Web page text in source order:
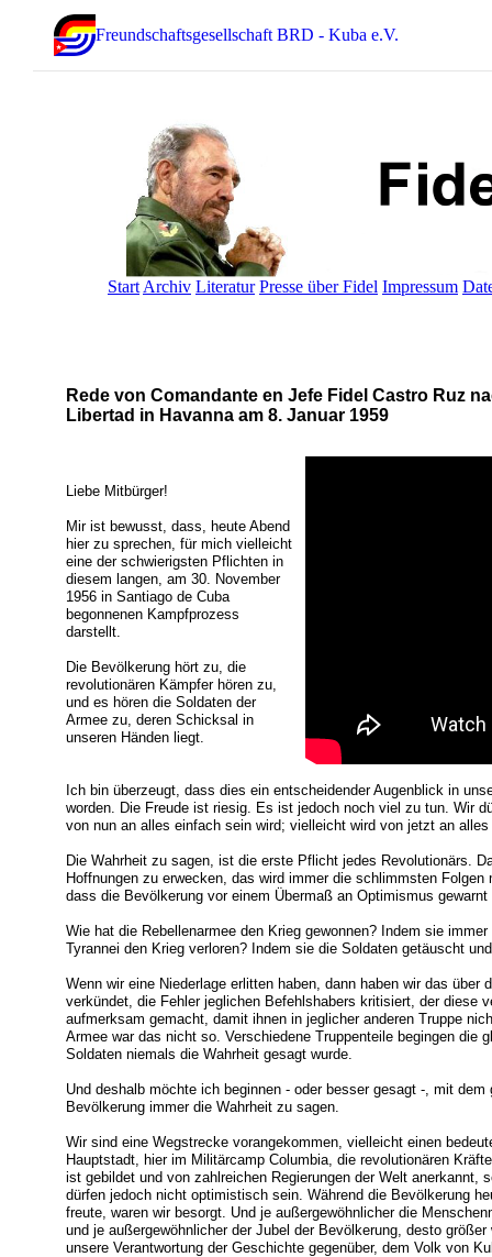
Freundschaftsgesellschaft BRD - Kuba e.V.
Start Archiv Literatur Presse über Fidel Impressum
Rede von Comandante en Jefe Fidel Castro Ruz
Libertad in Havanna am 8. Januar 1959
Liebe Mitbürger!
Mir ist bewusst, dass, heute Abend
hier zu sprechen, für mich vielleicht
eine der schwierigsten Pflichten in
diesem langen, am 30. November
1956 in Santiago de Cuba
begonnenen Kampfprozess
darstellt.
Die Bevölkerung hört zu, die
revolutionären Kämpfer hören zu,
und es hören die Soldaten der
Armee zu, deren Schicksal in
unseren Händen liegt.
Ich bin überzeugt, dass dies ein entscheidender Augenblick in
worden. Die Freude ist riesig. Es ist jedoch noch viel zu tun. Wir
von nun an alles einfach sein wird; vielleicht wird von jetzt an
Die Wahrheit zu sagen, ist die erste Pflicht jedes Revolutionärs.
Hoffnungen zu erwecken, das wird immer die schlimmsten
dass die Bevölkerung vor einem Übermaß an Optimismus
Wie hat die Rebellenarmee den Krieg gewonnen? Indem sie
Tyrannei den Krieg verloren? Indem sie die Soldaten getäuscht
Wenn wir eine Niederlage erlitten haben, dann haben wir das über
verkündet, die Fehler jeglichen Befehlshabers kritisiert, der diese
aufmerksam gemacht, damit ihnen in jeglicher anderen Truppe
Armee war das nicht so. Verschiedene Truppenteile begingen die
Soldaten niemals die Wahrheit gesagt wurde.
Und deshalb möchte ich beginnen - oder besser gesagt -, mit
Bevölkerung immer die Wahrheit zu sagen.
Wir sind eine Wegstrecke vorangekommen, vielleicht einen
Hauptstadt, hier im Militärcamp Columbia, die revolutionären
ist gebildet und von zahlreichen Regierungen der Welt anerkannt,
dürfen jedoch nicht optimistisch sein. Während die Bevölkerung
freute, waren wir besorgt. Und je außergewöhnlicher die
und je außergewöhnlicher der Jubel der Bevölkerung, desto
unsere Verantwortung der Geschichte gegenüber, dem Volk von